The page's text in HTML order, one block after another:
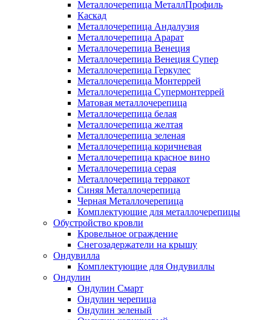
Металлочерепица МеталлПрофиль
Каскад
Металлочерепица Андалузия
Металлочерепица Арарат
Металлочерепица Венеция
Металлочерепица Венеция Супер
Металлочерепица Геркулес
Металлочерепица Монтеррей
Металлочерепица Супермонтеррей
Матовая металлочерепица
Металлочерепица белая
Металлочерепица желтая
Металлочерепица зеленая
Металлочерепица коричневая
Металлочерепица красное вино
Металлочерепица серая
Металлочерепица терракот
Синяя Металлочерепица
Черная Металлочерепица
Комплектующие для металлочерепицы
Обустройство кровли
Кровельное ограждение
Снегозадержатели на крышу
Ондувилла
Комплектующие для Ондувиллы
Ондулин
Ондулин Смарт
Ондулин черепица
Ондулин зеленый